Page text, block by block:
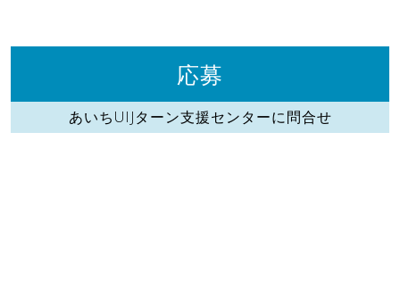
応募
あいちUIJターン支援センターに問合せ